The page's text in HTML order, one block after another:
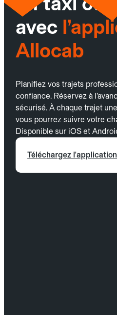
avec
Allocab
Planifiez vos trajets
confiance. Réservez à
sécurisé. À chaque trajet
vous pourrez suivre votre
Disponible sur iOS et
Téléchargez l'application